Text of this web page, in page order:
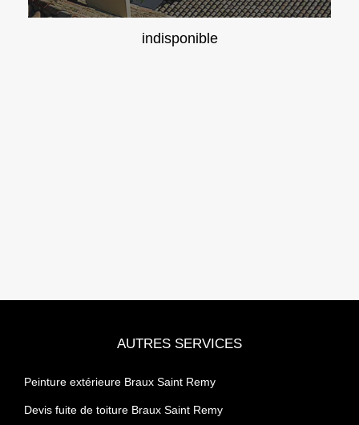
indisponible
AUTRES SERVICES
Peinture extérieure Braux Saint Remy
Devis fuite de toiture Braux Saint Remy